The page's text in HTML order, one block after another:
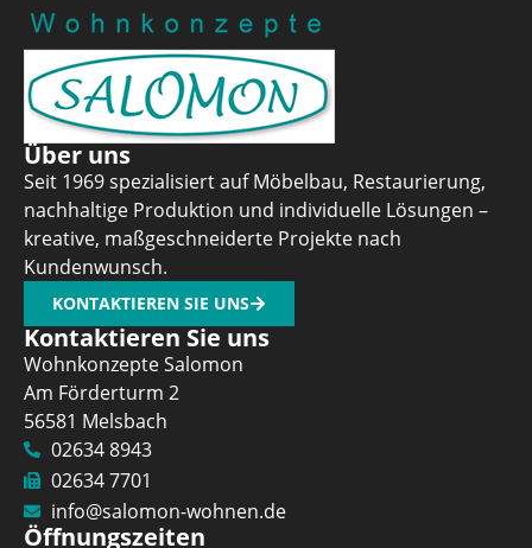
Über uns
Seit 1969 spezialisiert auf Möbelbau, Restaurierung,
nachhaltige Produktion und individuelle Lösungen –
kreative, maßgeschneiderte Projekte nach
Kundenwunsch.
KONTAKTIEREN SIE UNS
Kontaktieren Sie uns
Wohnkonzepte Salomon
Am Förderturm 2
56581 Melsbach
02634 8943
02634 7701
info@salomon-wohnen.de
Öffnungszeiten